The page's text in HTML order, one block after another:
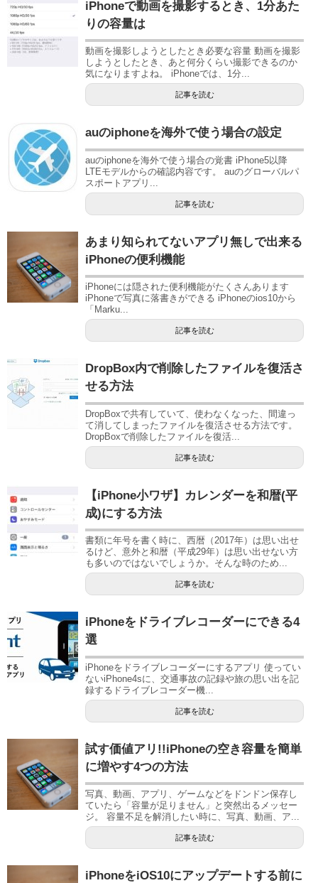
iPhoneで動画を撮影するとき、1分あた
りの容量は
動画を撮影しようとしたとき必要な容量 動画を撮影
しようとしたとき、あと何分くらい撮影できるのか
気になりますよね。 iPhoneでは、1分...
記事を読む
auのiphoneを海外で使う場合の設定
auのiphoneを海外で使う場合の覚書 iPhone5以降
LTEモデルからの確認内容です。 auのグローバルパ
スポートアプリ...
記事を読む
あまり知られてないアプリ無しで出来る
iPhoneの便利機能
iPhoneには隠された便利機能がたくさんあります
iPhoneで写真に落書きができる iPhoneのios10から
「Marku...
記事を読む
DropBox内で削除したファイルを復活さ
せる方法
DropBoxで共有していて、使わなくなった、間違っ
て消してしまったファイルを復活させる方法です。
DropBoxで削除したファイルを復活...
記事を読む
【iPhone小ワザ】カレンダーを和暦(平
成)にする方法
書類に年号を書く時に、西暦（2017年）は思い出せ
るけど、意外と和暦（平成29年）は思い出せない方
も多いのではないでしょうか。そんな時のため...
記事を読む
iPhoneをドライブレコーダーにできる4
選
iPhoneをドライブレコーダーにするアプリ 使ってい
ないiPhone4sに、交通事故の記録や旅の思い出を記
録するドライブレコーダー機...
記事を読む
試す価値アリ!!iPhoneの空き容量を簡単
に増やす4つの方法
写真、動画、アプリ、ゲームなどをドンドン保存し
ていたら「容量が足りません」と突然出るメッセー
ジ。 容量不足を解消したい時に、写真、動画、ア...
記事を読む
iPhoneをiOS10にアップデートする前に